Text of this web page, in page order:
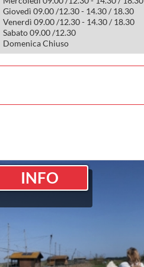
Giovedì 09.00 /12.30 - 14.30 / 18.30
Venerdì 09.00 /12.30 - 14.30 / 18.30
Sabato 09.00 /12.30
Domenica Chiuso
INFO